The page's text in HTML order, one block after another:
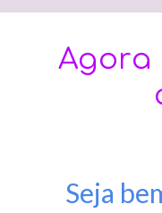
Agora
Seja